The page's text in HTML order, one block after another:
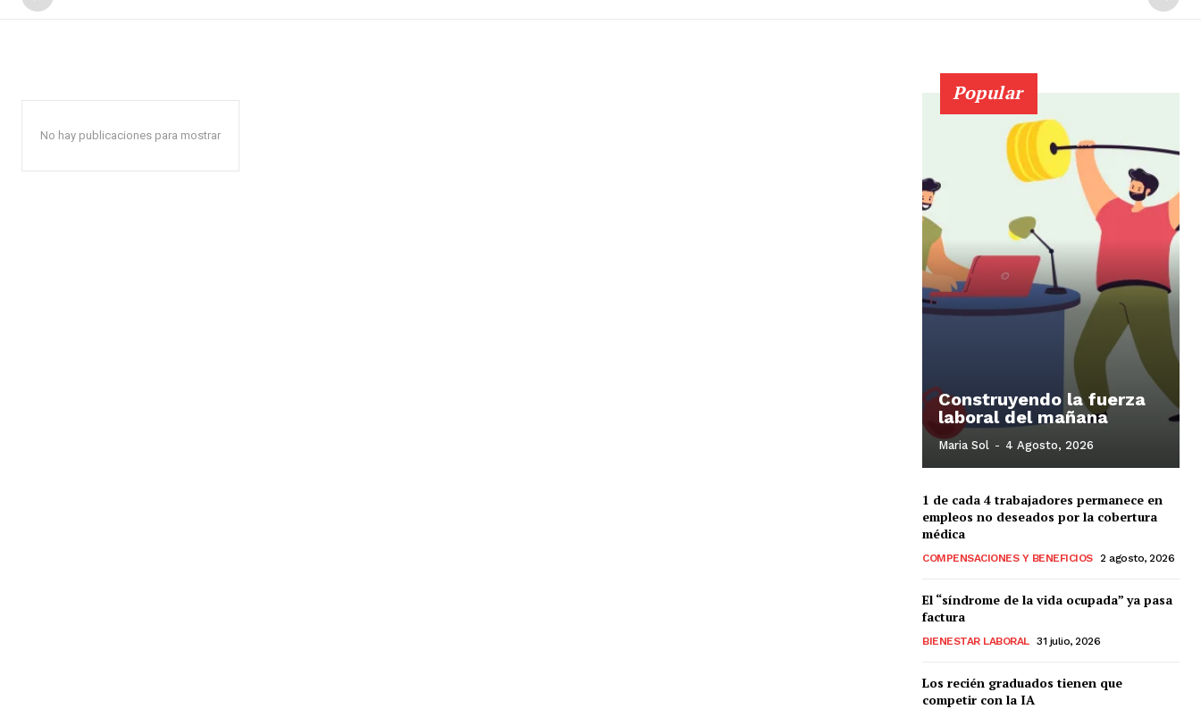
No hay publicaciones para mostrar
Popular
Construyendo la fuerza
laboral del mañana
Maria Sol - 4 Agosto, 2026
1 de cada 4 trabajadores permanece en
empleos no deseados por la cobertura
médica
COMPENSACIONES Y BENEFICIOS 2 agosto, 2026
El “síndrome de la vida ocupada” ya pasa
factura
BIENESTAR LABORAL 31 julio, 2026
Los recién graduados tienen que
competir con la IA